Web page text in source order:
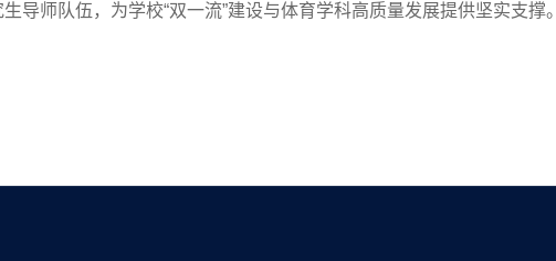
导师队伍，为学校“双一流”建设与体育学科高质量发展提供坚实支撑。